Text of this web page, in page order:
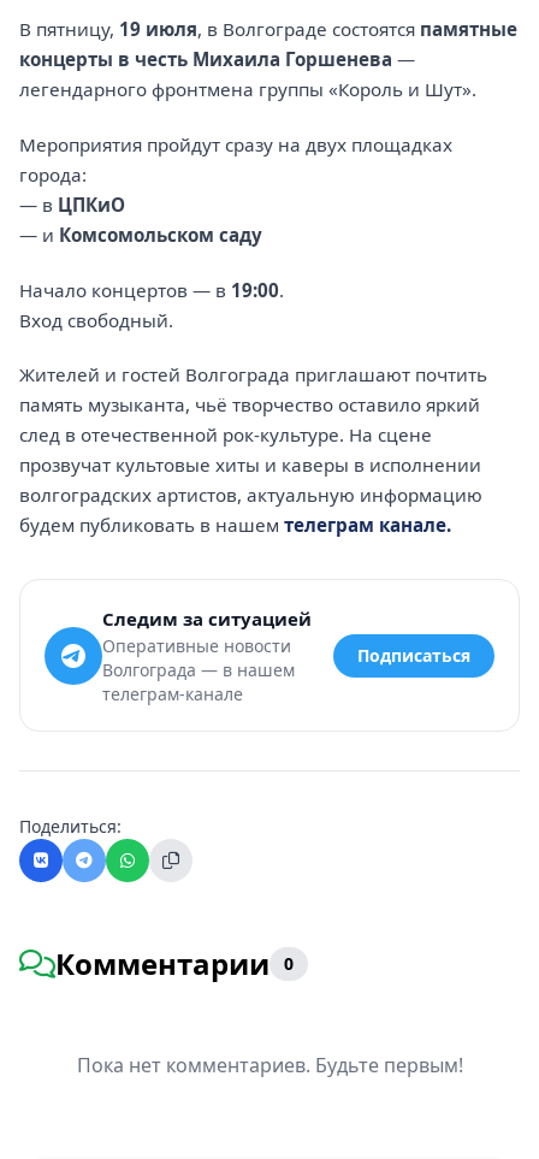
В пятницу, 19 июля, в Волгограде состоятся памятные
концерты в честь Михаила Горшенева —
легендарного фронтмена группы «Король и Шут».
Мероприятия пройдут сразу на двух площадках
города:
— в ЦПКиО
— и Комсомольском саду
Начало концертов — в 19:00.
Вход свободный.
Жителей и гостей Волгограда приглашают почтить
память музыканта, чьё творчество оставило яркий
след в отечественной рок-культуре. На сцене
прозвучат культовые хиты и каверы в исполнении
волгоградских артистов, актуальную информацию
будем публиковать в нашем телеграм канале.
Следим за ситуацией
Оперативные новости
Волгограда — в нашем
телеграм-канале
Подписаться
Поделиться:
Комментарии 0
Пока нет комментариев. Будьте первым!